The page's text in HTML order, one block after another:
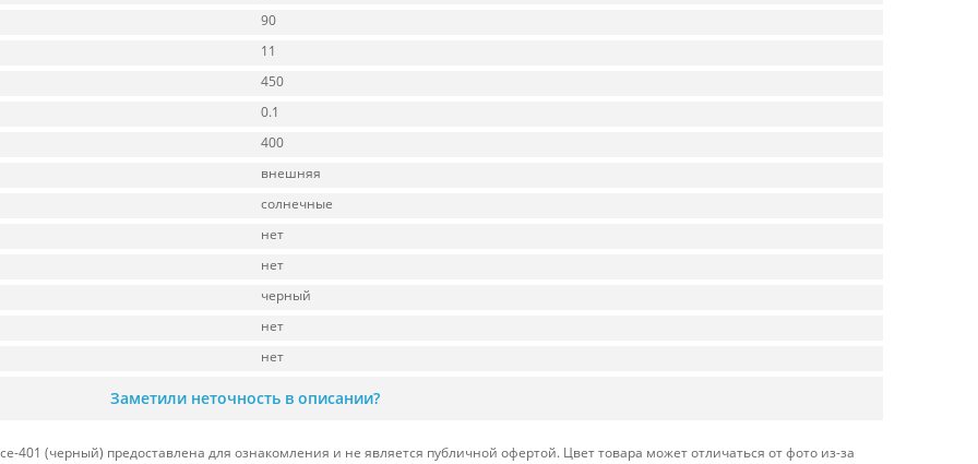
90
11
450
0.1
400
внешняя
солнечные
нет
нет
черный
нет
нет
Заметили неточность в описании?
401 (черный) предоставлена для ознакомления и не является публичной офертой. Цвет товара может отличаться от фото из-за